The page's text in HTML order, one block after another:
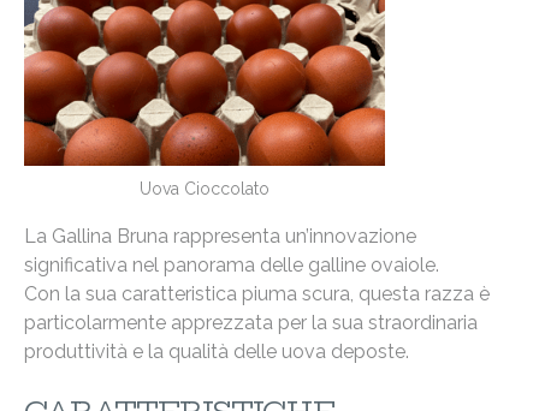
Uova Cioccolato
La Gallina Bruna rappresenta un’innovazione
significativa nel panorama delle galline ovaiole.
Con la sua caratteristica piuma scura, questa razza è
particolarmente apprezzata per la sua straordinaria
produttività e la qualità delle uova deposte.